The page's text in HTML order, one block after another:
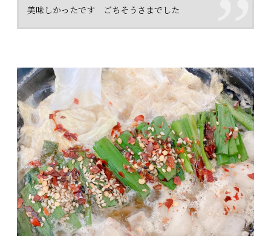
美味しかったです ごちそうさまでした